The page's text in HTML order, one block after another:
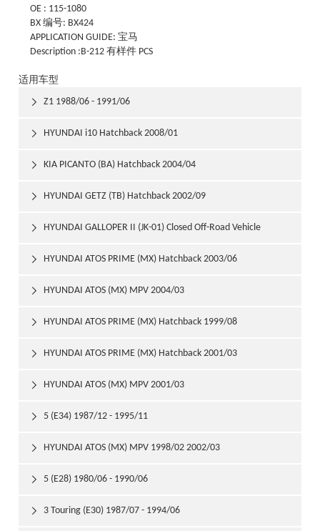
OE : 115-1080
BX 编号: BX424
APPLICATION GUIDE: 宝马
Description :B-212 有样件 PCS
适用车型
Z1 1988/06 - 1991/06

HYUNDAI i10 Hatchback 2008/01

KIA PICANTO (BA) Hatchback 2004/04

HYUNDAI GETZ (TB) Hatchback 2002/09

HYUNDAI GALLOPER II (JK-01) Closed Off-Road Vehicle
1998/08

HYUNDAI ATOS PRIME (MX) Hatchback 2003/06

HYUNDAI ATOS (MX) MPV 2004/03

HYUNDAI ATOS PRIME (MX) Hatchback 1999/08

HYUNDAI ATOS PRIME (MX) Hatchback 2001/03

HYUNDAI ATOS (MX) MPV 2001/03

5 (E34) 1987/12 - 1995/11

HYUNDAI ATOS (MX) MPV 1998/02 2002/03

5 (E28) 1980/06 - 1990/06

3 Touring (E30) 1987/07 - 1994/06
